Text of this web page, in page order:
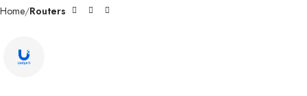
Home Routers